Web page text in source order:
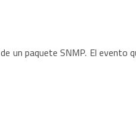
paquete SNMP. El evento